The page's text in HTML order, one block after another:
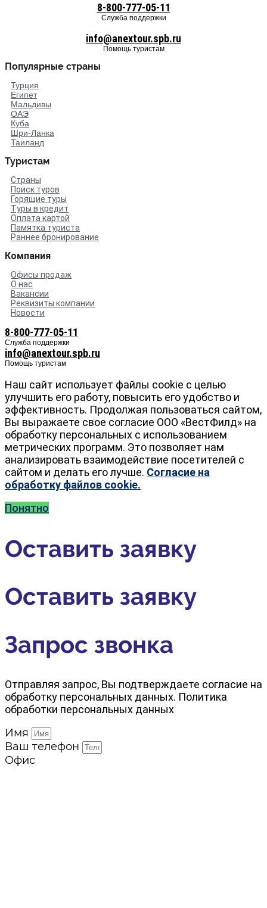
8-800-777-05-11
Служба поддержки
info@anextour.spb.ru
Помощь туристам
Популярные страны
Турция
Египет
Мальдивы
ОАЭ
Куба
Шри-Ланка
Таиланд
Туристам
Страны
Поиск туров
Горящие туры
Туры в кредит
Оплата картой
Памятка туриста
Раннее бронирование
Компания
Офисы продаж
О нас
Вакансии
Реквизиты компании
Новости
8-800-777-05-11
Служба поддержки
info@anextour.spb.ru
Помощь туристам
Наш сайт использует файлы cookie с целью
улучшить его работу, повысить его удобство и
эффективность. Продолжая пользоваться сайтом,
Вы выражаете свое согласие ООО «ВестФилд» на
обработку персональных с использованием
метрических программ. Это позволяет нам
анализировать взаимодействие посетителей с
сайтом и делать его лучше. Согласие на
обработку файлов cookie.
Понятно
Оставить заявку
Оставить заявку
Запрос звонка
Отправляя запрос, Вы подтверждаете согласие на
обработку персональных данных. Политика
обработки персональных данных
Имя
Ваш телефон
Офис